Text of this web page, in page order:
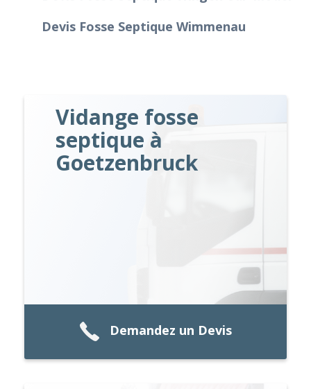
Devis Fosse Septique Wimmenau
Vidange fosse
septique à
Goetzenbruck
Demandez un Devis